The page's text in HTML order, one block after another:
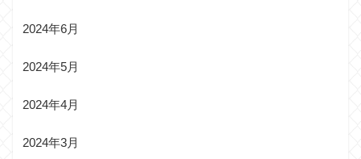
2024年6月
2024年5月
2024年4月
2024年3月